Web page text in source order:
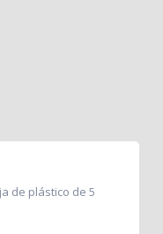
de plástico de 5